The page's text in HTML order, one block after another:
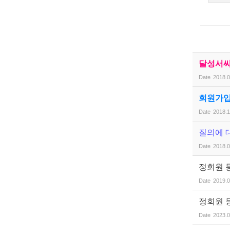
달성서
Date
회원가
Date
질의에
Date
정회원
Date
정회원
Date